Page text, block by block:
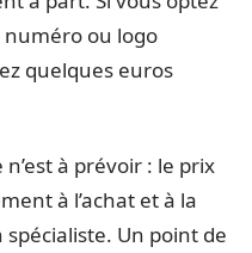
ou logo
quelques euros
à prévoir : le prix
à l’achat et à la
spécialiste. Un point de